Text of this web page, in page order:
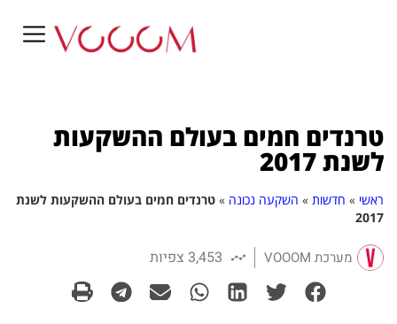
טרנדים חמים בעולם ההשקעות
לשנת 2017
ראשי » חדשות » השקעה נכונה » טרנדים חמים בעולם ההשקעות לשנת
2017
מערכת VOOOM 3,453 צפיות